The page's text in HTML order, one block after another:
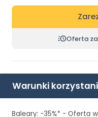
Oferta
Warunki
Baleary: -35%* - Oferta